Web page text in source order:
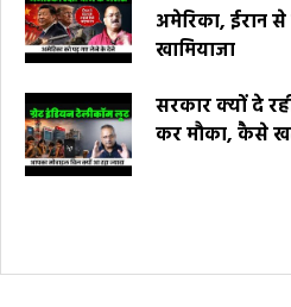
अमेरिका, ईरान
खामियाजा
सरकार क्यों दे
कर मौका, कैसे